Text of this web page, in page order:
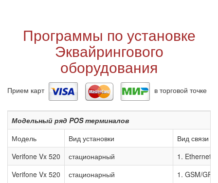
Программы по установке
Эквайрингового
оборудования
Прием карт в торговой точке
Модельный ряд POS терминалов
Модель
Вид установки
Вид связи
Verifone Vx 520
стационарный
1. Ethernet
Verifone Vx 520
стационарный
1. GSM/